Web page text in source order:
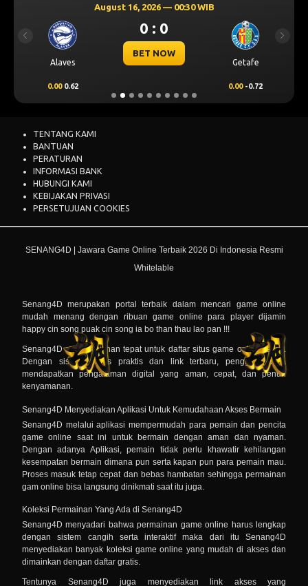
August 16, 2026 — 00:30 WIB
Alaves
0 : 0
BET NOW
Getafe
0.00 0.62 0.00 -0.72
Previous Next
TENTANG KAMI
BANTUAN
PERATURAN
INFORMASI BANK
HUBUNGI KAMI
KEBIJAKAN PRIVASI
PERSETUJUAN COOKIES
SENANG4D | Jawara Game Online Terbaik 2026 Di Indonesia Resmi
Whitelable
Senang4D merupakan portal terbaik dalam mencari game online
mudah menang dengan ribuan game online para player dijamin
happy cin song puak cin song ia bo than thau lao pan !!!
Senang4Dadalah pilihan tepat untuk daftar situs game online resmi.
Dengan sistem akses praktis dan link terbaru, pengguna bisa
mendapatkan pengalaman digital yang aman, cepat, dan penuh
kenyamanan.
Senang4D Menyediakan Aplikasi Untuk Kemudahaan Akses Bermain
Senang4D melalui aplikasi mempermudah para pemain dan pencita
game online saat ini untuk bermain dengan aman dan nyaman.
Dengan adanya Aplikasi, pemain tidak perlu khawatir kehilangan
kesempatan bermain dimana pun serta kapan pun para pemain mau.
Proses masuk tetap cepat dan bebas hambatan sehingga permainan
gam online bisa langsung dinikmati saat itu juga.
Koleksi Permainan Yang Ada di Senang4D
Senang4D menyadari bahwa permainan game online harus lengkap
dengan sistem cangih serta interaktif maka dari itu Senang4D
menyediakan banyak koleksi game online yang mudah di akses dan
dimainkan dengan daftar gratis.
Tentunya Senang4D juga menyediakan link akses yang